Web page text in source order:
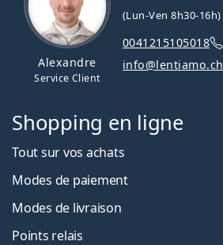
Alexandre
Service Client
(Lun-Ven 8h30-16h)
0041215105018
info@lentiamo.ch
Shopping en ligne
Tout sur vos achats
Modes de paiement
Modes de livraison
Points relais